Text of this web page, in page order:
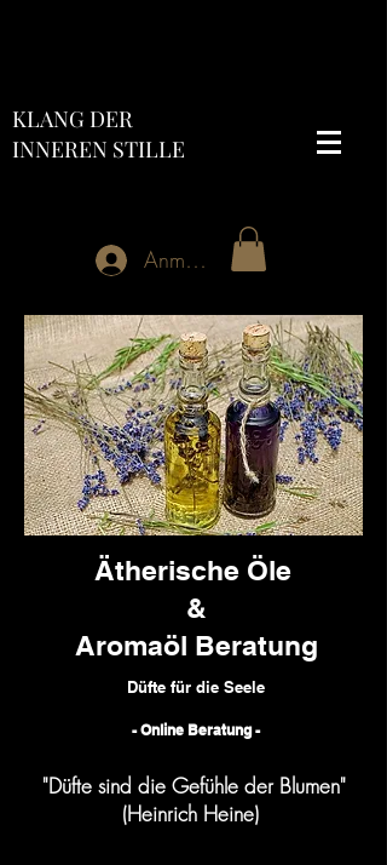
KLANG DER
INNEREN STILLE
Anmelden
Ätherische Öle
&
Aromaöl Beratung
Düfte für die Seele
- Online Beratung -
"Düfte sind die Gefühle der Blumen"
(Heinrich Heine)